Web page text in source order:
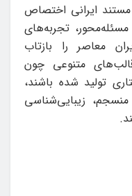
ایرانی اختصاص
تجربه‌های
معاصر را بازتاب
متنوعی چون
تولید شده باشند،
زیبایی‌شناسی